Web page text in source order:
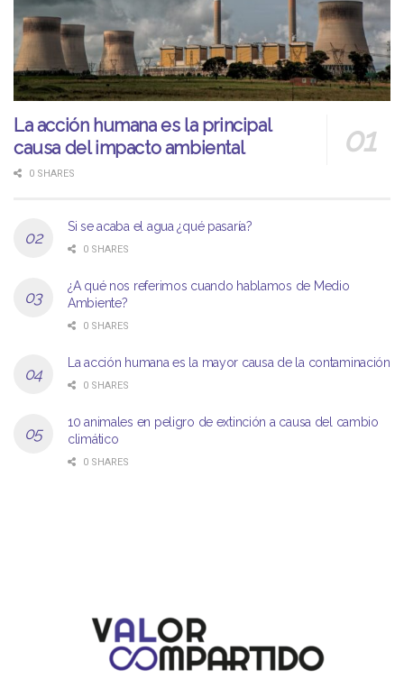
La acción humana es la principal
causa del impacto ambiental
0 SHARES
Si se acaba el agua ¿qué pasaría?
0 SHARES
¿A qué nos referimos cuando hablamos de Medio
Ambiente?
0 SHARES
La acción humana es la mayor causa de la contaminación
0 SHARES
10 animales en peligro de extinción a causa del cambio
climático
0 SHARES